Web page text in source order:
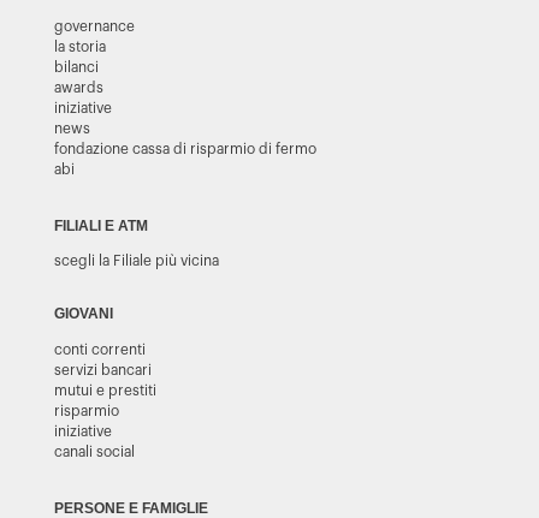
governance
la storia
bilanci
awards
iniziative
news
fondazione cassa di risparmio di fermo
abi
FILIALI E ATM
scegli la Filiale più vicina
GIOVANI
conti correnti
servizi bancari
mutui e prestiti
risparmio
iniziative
canali social
PERSONE E FAMIGLIE